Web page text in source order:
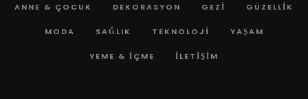
ANNE & ÇOCUK DEKORASYON GEZI GÜZELLIK
MODA SAĞLIK TEKNOLOJI YAŞAM
YEME & İÇME İLETIŞIM